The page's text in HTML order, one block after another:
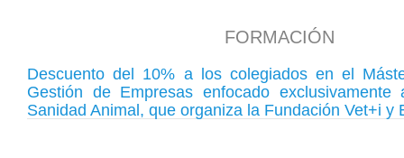
FORMACIÓN
Descuento del 10% a los colegiados en el
Gestión de Empresas enfocado
Sanidad Animal, que organiza la Fundación Vet+i y